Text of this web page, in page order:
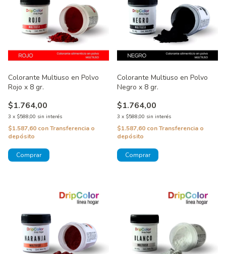
Colorante Multiuso en Polvo
Rojo x 8 gr.
$1.764,00
3 x $588,00 sin interés
$1.587,60 conTransferencia o
depósito
Colorante Multiuso en Polvo
Negro x 8 gr.
$1.764,00
3 x $588,00 sin interés
$1.587,60 conTransferencia o
depósito